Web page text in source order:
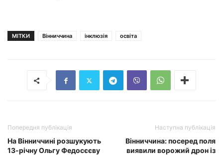
МІТКИ Вінниччина інклюзія освіта
Попередня публікація
На Вінниччині розшукують
13-річну Ольгу Федосєєву
Наступна публікація
Вінниччина: посеред поля
виявили ворожий дрон із